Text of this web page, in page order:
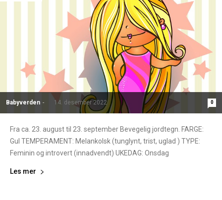
Babyverden - 14. desember 2022 0
Fra ca. 23. august til 23. september Bevegelig jordtegn. FARGE:
Gul TEMPERAMENT: Melankolsk (tunglynt, trist, uglad ) TYPE:
Feminin og introvert (innadvendt) UKEDAG: Onsdag
Les mer